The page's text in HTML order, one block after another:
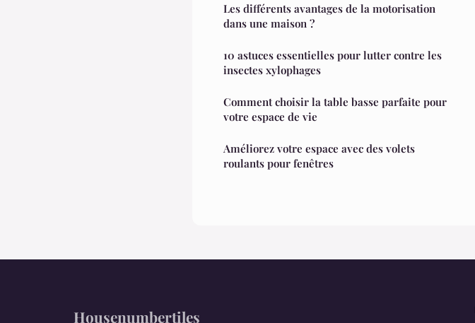
Les différents avantages de la motorisation
dans une maison ?
10 astuces essentielles pour lutter contre les
insectes xylophages
Comment choisir la table basse parfaite pour
votre espace de vie
Améliorez votre espace avec des volets
roulants pour fenêtres
Housenumbertiles